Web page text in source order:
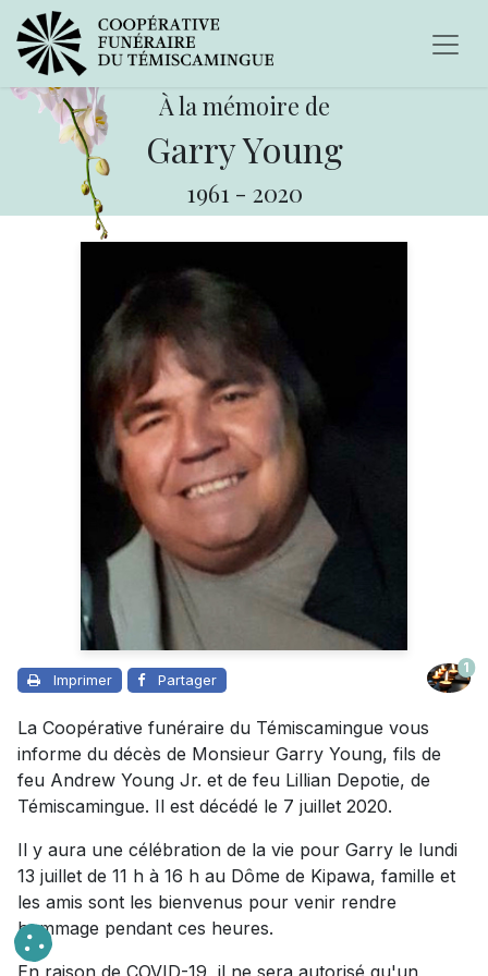
À la mémoire de
Garry Young
1961 - 2020
Imprimer Partager
1
La Coopérative funéraire du Témiscamingue vous
informe du décès de Monsieur Garry Young, fils de
feu Andrew Young Jr. et de feu Lillian Depotie, de
Témiscamingue. Il est décédé le 7 juillet 2020.
Il y aura une célébration de la vie pour Garry le lundi
13 juillet de 11 h à 16 h au Dôme de Kipawa, famille et
les amis sont les bienvenus pour venir rendre
hommage pendant ces heures.
En raison de COVID-19, il ne sera autorisé qu'un